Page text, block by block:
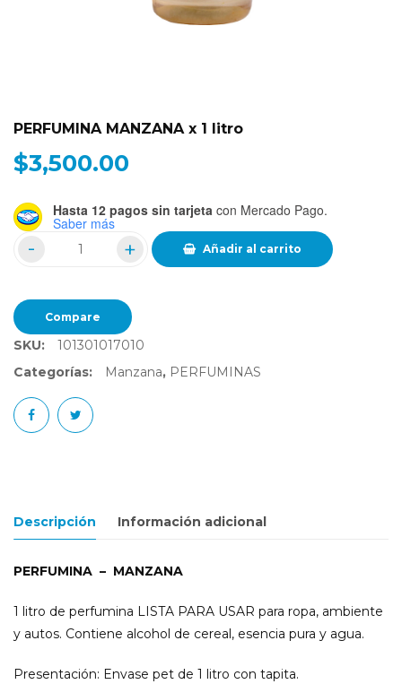
PERFUMINA MANZANA x 1 litro
$3,500.00
Hasta 12 pagos sin tarjeta con Mercado Pago.
Saber más
Añadir al carrito
Compare
SKU:
101301017010
Categorías:
Manzana, PERFUMINAS
Descripción Información adicional
PERFUMINA – MANZANA
1 litro de perfumina LISTA PARA USAR para ropa, ambiente
y autos. Contiene alcohol de cereal, esencia pura y agua.
Presentación: Envase pet de 1 litro con tapita.